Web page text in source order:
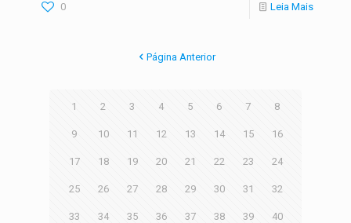
0 Leia Mais
Página Anterior
1 2 3 4 5 6 7 8
9 10 11 12 13 14 15 16
17 18 19 20 21 22 23 24
25 26 27 28 29 30 31 32
33 34 35 36 37 38 39 40